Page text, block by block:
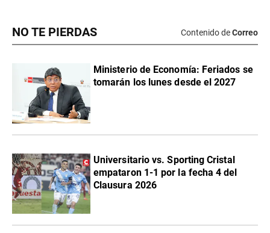
NO TE PIERDAS Contenido deCorreo
Ministerio de Economía: Feriados se
tomarán los lunes desde el 2027
Universitario vs. Sporting Cristal
empataron 1-1 por la fecha 4 del
Clausura 2026